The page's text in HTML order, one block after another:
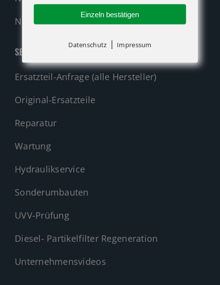
Nehmen Sie Kontakt auf!
SERVICE
Ersatzteil-Anfrage (alle Hersteller)
Original-Ersatzteile
Reparatur
Wartung
Hydraulikservice
Sonderumbauten
UVV-Prüfung
Diesel- Partikelfilter Regeneration
Unternehmensvideos
Einzeln bestätigen
Datenschutz | Impressum